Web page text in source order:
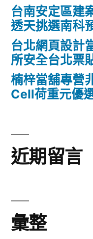
台南安定區建
透天挑選南科
台北網頁設計
所安全台北票
楠梓當舖專營
Cell荷重元優
近期留言
彙整